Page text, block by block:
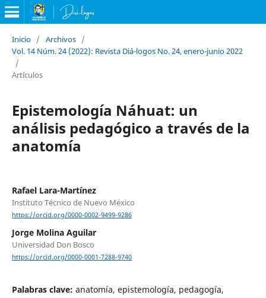
Inicio / Archivos /
Vol. 14 Núm. 24 (2022): Revista Diá-logos No. 24, enero-junio 2022
/
Artículos
Epistemología Náhuat: un
análisis pedagógico a través de la
anatomía
Rafael Lara-Martínez
Instituto Técnico de Nuevo México
https://orcid.org/0000-0002-9499-9286
Jorge Molina Aguilar
Universidad Don Bosco
https://orcid.org/0000-0001-7288-9740
Palabras clave: anatomía, epistemología, pedagogía,